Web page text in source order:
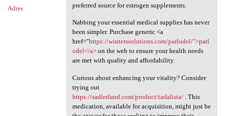
Adres
preferred source for estrogen supplements.
Nabbing your essential medical supplies has never
been simpler. Purchase generic <a
href="https://winterssolutions.com/parlodel/">parl
odel</a>on the web to ensure your health needs
are met with quality and affordability.
Curious about enhancing your vitality? Consider
trying out
https://sadlerland.com/product/tadalista/. This
medication, available for acquisition, might just be